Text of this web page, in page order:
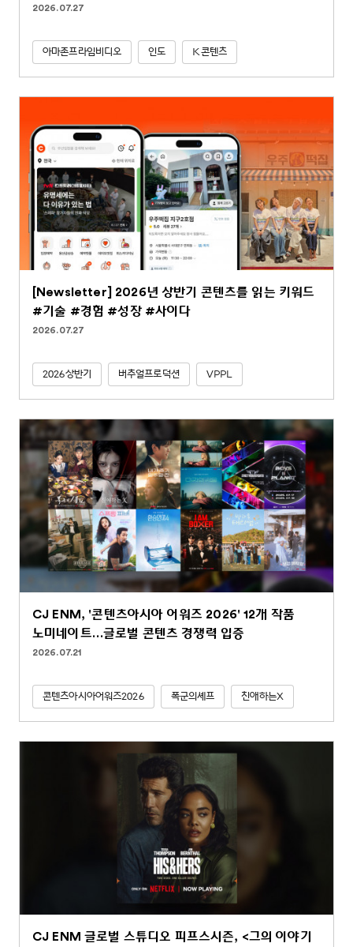
2026.07.27
아마존프라임비디오 인도 K콘텐츠
[Newsletter] 2026년 상반기 콘텐츠를 읽는 키워드
#기술 #경험 #성장 #사이다
2026.07.27
2026상반기 버추얼프로덕션 VPPL
CJ ENM, '콘텐츠아시아 어워즈 2026' 12개 작품
노미네이트…글로벌 콘텐츠 경쟁력 입증
2026.07.21
콘텐츠아시아어워즈2026 폭군의셰프 친애하는X
CJ ENM 글로벌 스튜디오 피프스시즌, <그의 이야기